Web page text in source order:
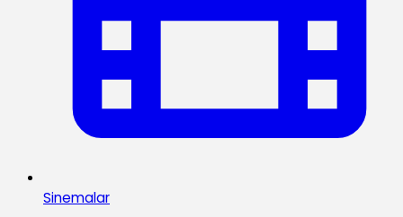
Sinemalar